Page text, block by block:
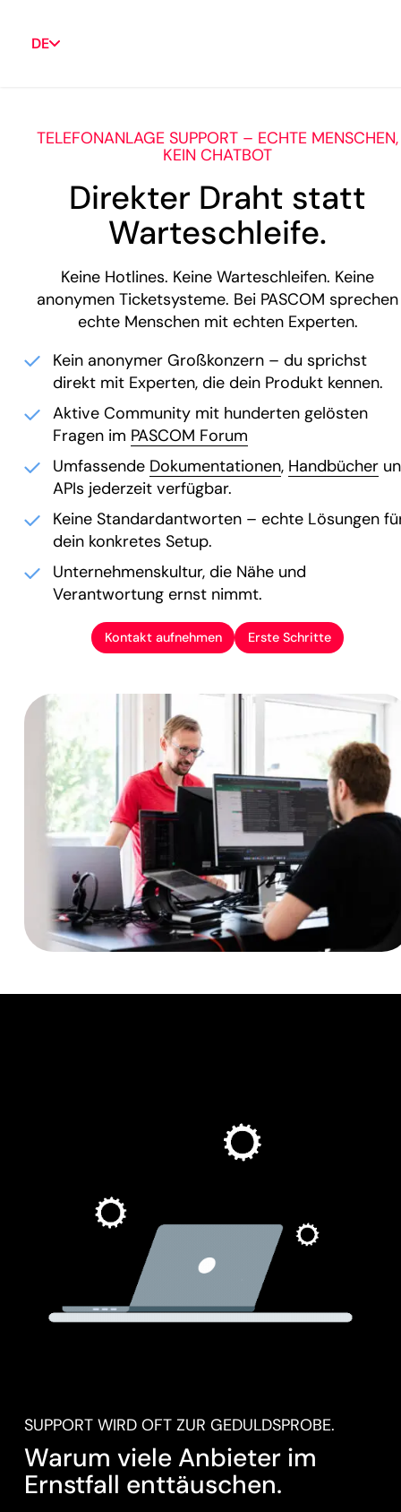
DE
TELEFONANLAGE SUPPORT – ECHTE MENSCHEN,
KEIN CHATBOT
Direkter Draht statt
Warteschleife.
Keine Hotlines. Keine Warteschleifen. Keine
anonymen Ticketsysteme. Bei PASCOM sprechen
echte Menschen mit echten Experten.
Kein anonymer Großkonzern – du sprichst
direkt mit Experten, die dein Produkt kennen.
Aktive Community mit hunderten gelösten
Fragen im PASCOM Forum
Umfassende Dokumentationen, Handbücher
APIs jederzeit verfügbar.
Keine Standardantworten – echte Lösungen
dein konkretes Setup.
Unternehmenskultur, die Nähe und
Verantwortung ernst nimmt.
Kontakt aufnehmen Erste Schritte
SUPPORT WIRD OFT ZUR GEDULDSPROBE.
Warum viele Anbieter im
Ernstfall enttäuschen.